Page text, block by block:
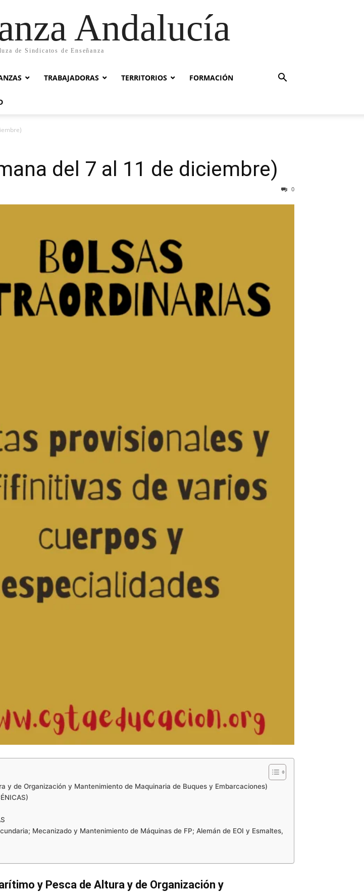
Andalucía
de Sindicatos de Enseñanza
TRABAJADORAS TERRITORIOS FORMACIÓN
del 7 al 11 de diciembre)
0
y de Organización y Mantenimiento de Maquinaria de Buques y Embarcaciones)
Mecanizado y Mantenimiento de Máquinas de FP; Alemán de EOI y Esmaltes,
y Pesca de Altura y de Organización y